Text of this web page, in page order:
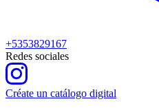
+5353829167
Redes sociales
Créate un catálogo digital